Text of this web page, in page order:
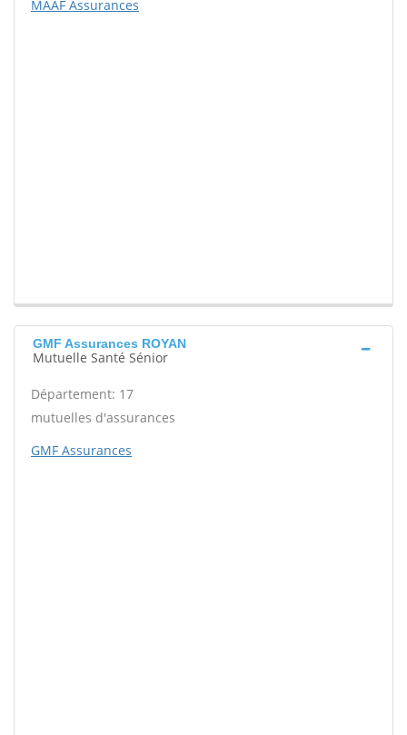
MAAF Assurances
GMF Assurances ROYAN
Mutuelle Santé Sénior
Département: 17
mutuelles d'assurances
GMF Assurances